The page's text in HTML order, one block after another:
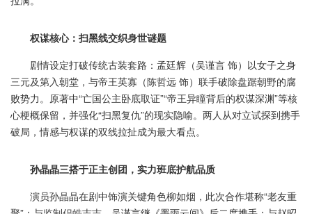
权谋核心：扫黑线交织身世谜题
剧情设定打破传统古装套路：孟廷辉（吴谨言 饰）以女子之身
三元及第入朝堂，与帝王英寡（陈哲远 饰）联手破除盘踞朝野的腐
败势力。原著中“亡国公主卧底取证”“帝王异瞳背后的权谋深渊”等核
心梗概保留，并强化“扫黑复仇”的现实隐喻。两人从对立试探到携手
破局，情感与权谋的双线拉扯成为最大看点。
孙晶晶三搭于正主创团，实力班底护航品质
演员孙晶晶在剧中饰演关键角色柳如烟，此次合作堪称“老友重